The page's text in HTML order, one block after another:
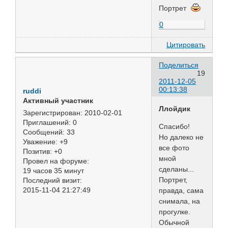
Портрет
0
Цитировать
Поделиться
19
2011-12-05
00:13:38
ruddi
Активный участник
Зарегистрирован: 2010-02-01
Приглашений: 0
Сообщений: 33
Уважение: +9
Позитив: +0
Провел на форуме:
19 часов 35 минут
Последний визит:
2015-11-04 21:27:49
Ллойдик
Спасибо!
Но далеко не
все фото
мной
сделаны...
Портрет,
правда, сама
снимала, на
прогулке.
Обычной